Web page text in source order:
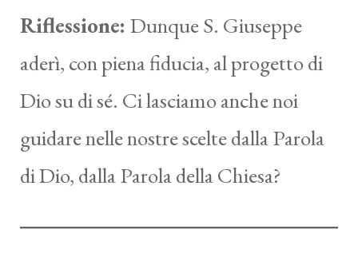
Riflessione: Dunque S. Giuseppe
aderì, con piena fiducia, al progetto di
Dio su di sé. Ci lasciamo anche noi
guidare nelle nostre scelte dalla Parola
di Dio, dalla Parola della Chiesa?